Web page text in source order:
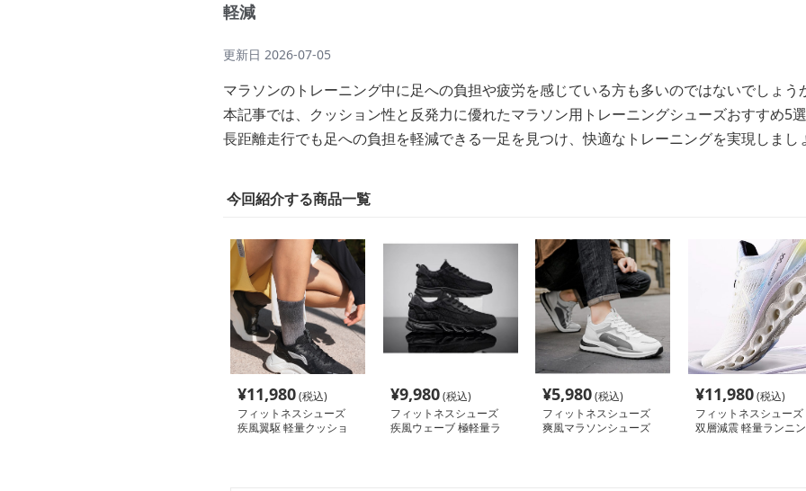
軽減
更新日 2026-07-05
マラソンのトレーニング中に足への負担や疲労を感じている方も多いのではないでしょう
本記事では、クッション性と反発力に優れたマラソン用トレーニングシューズおすすめ5
長距離走行でも足への負担を軽減できる一足を見つけ、快適なトレーニングを実現しまし
今回紹介する商品一覧
¥11,980(税込)
フィットネスシューズ
疾風翼駆 軽量クッショ
¥9,980(税込)
フィットネスシューズ
疾風ウェーブ 極軽量ラ
¥5,980(税込)
フィットネスシューズ
爽風マラソンシューズ
¥11,980(税込)
フィットネスシューズ
双層減震 軽量ランニン